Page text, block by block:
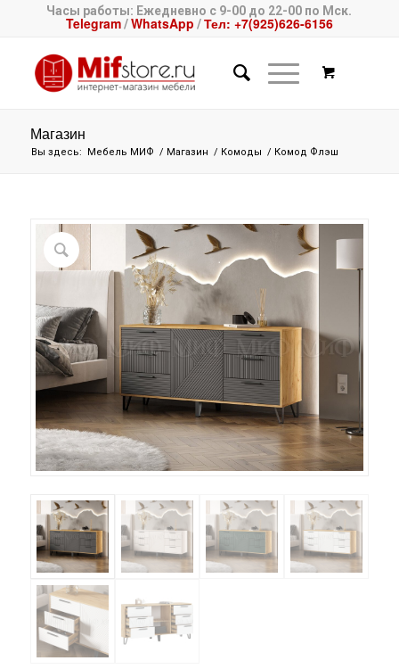
Часы работы: Ежедневно с 9-00 до 22-00 по Мск.
Telegram/WhatsApp /Тел: +7(925)626-6156
Магазин
Вы здесь: Мебель МИФ / Магазин / Комоды / Комод Флэш